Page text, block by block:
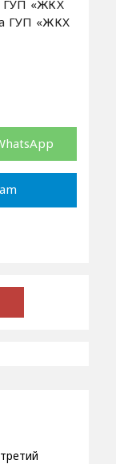
ГУП «ЖКХ
ГУП «ЖКХ